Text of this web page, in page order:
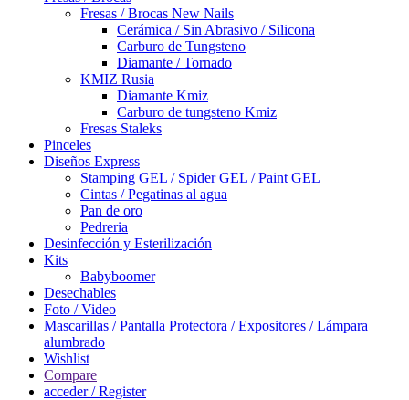
Fresas / Brocas New Nails
Cerámica / Sin Abrasivo / Silicona
Carburo de Tungsteno
Diamante / Tornado
KMIZ Rusia
Diamante Kmiz
Carburo de tungsteno Kmiz
Fresas Staleks
Pinceles
Diseños Express
Stamping GEL / Spider GEL / Paint GEL
Cintas / Pegatinas al agua
Pan de oro
Pedreria
Desinfección y Esterilización
Kits
Babyboomer
Desechables
Foto / Video
Mascarillas / Pantalla Protectora / Expositores / Lámpara
alumbrado
Wishlist
Compare
acceder / Register